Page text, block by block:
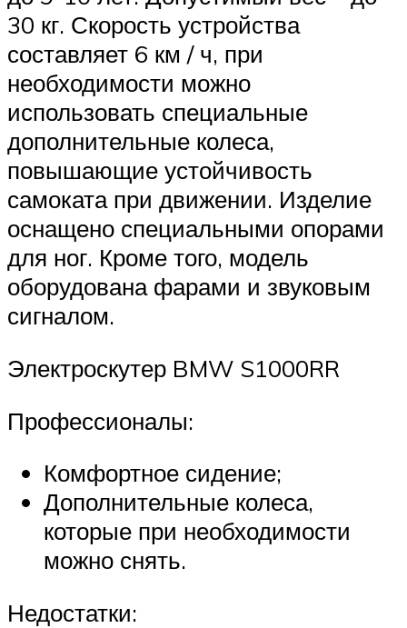
30 кг. Скорость устройства
составляет 6 км / ч, при
необходимости можно
использовать специальные
дополнительные колеса,
повышающие устойчивость
самоката при движении. Изделие
оснащено специальными опорами
для ног. Кроме того, модель
оборудована фарами и звуковым
сигналом.
Электроскутер BMW S1000RR
Профессионалы:
Комфортное сидение;
Дополнительные колеса,
которые при необходимости
можно снять.
Недостатки: